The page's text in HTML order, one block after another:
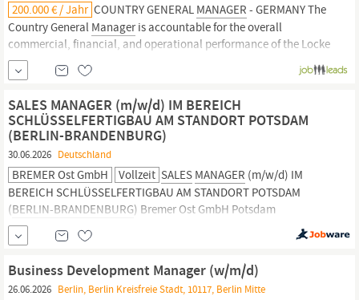
200.000 € / Jahr COUNTRY GENERAL MANAGER - GERMANY The
Country General Manageris accountable for the overall
commercial, financial, and operational performance of the Locke
& Locke by Cove properties in
requires a strategic leader with strong revenue management
expertise, commercial acumen, and a proven...
SALES MANAGER (m/w/d) IM BEREICH
SCHLÜSSELFERTIGBAU AM STANDORT POTSDAM
(BERLIN-BRANDENBURG)
30.06.2026 Deutschland
BREMER Ost GmbH Vollzeit SALES MANAGER (m/w/d) IM
BEREICH SCHLÜSSELFERTIGBAU AM STANDORT POTSDAM
(BERLIN-BRANDENBURG) Bremer Ost GmbH Potsdam
Berufserfahrung Vollzeit WIR SIND: In Deutschland zählt BREMER
zu den führenden Unternehmen im schlüsselfertigen Industrie-
und Gewerbebau. Als ganzheitlicher Anbieter der Immobilien- und
Bauwirtschaft...
Business Development Manager (w/m/d)
26.06.2026 Berlin, Berlin Kreisfreie Stadt, 10117, Berlin Mitte